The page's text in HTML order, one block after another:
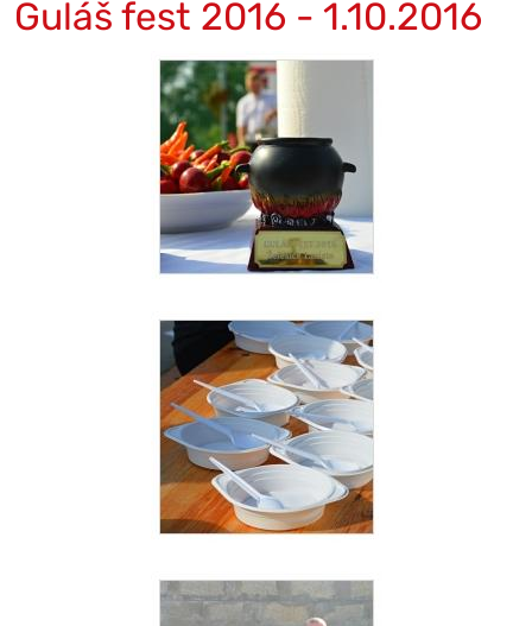
Guláš fest 2016 - 1.10.2016